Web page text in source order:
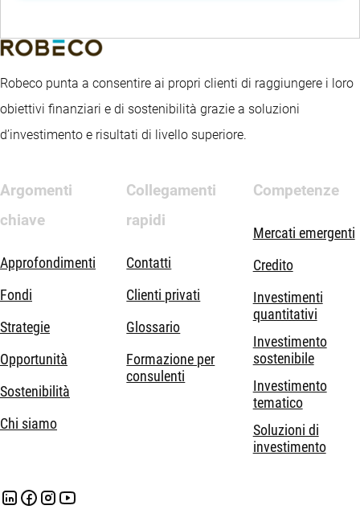
Robeco punta a consentire ai propri clienti di raggiungere i loro
obiettivi finanziari e di sostenibilità grazie a soluzioni
d’investimento e risultati di livello superiore.
Argomenti
chiave
Approfondimenti
Fondi
Strategie
Opportunità
Sostenibilità
Chi siamo
Collegamenti
rapidi
Contatti
Clienti privati
Glossario
Formazione per
consulenti
Competenze
Mercati emergenti
Credito
Investimenti
quantitativi
Investimento
sostenibile
Investimento
tematico
Soluzioni di
investimento